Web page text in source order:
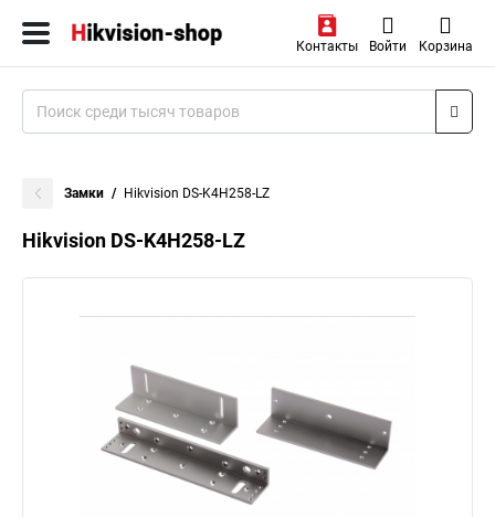
Контакты Войти Корзина
Замки Hikvision DS-K4H258-LZ
Hikvision DS-K4H258-LZ